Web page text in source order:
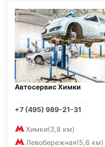
Автосервис Химки
+7 (495) 989-21-31
Химки(3,8 км)
Левобережная(5,6 км)